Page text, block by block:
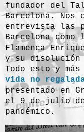
fundador del
Barcelona. Nos
entrevista las
Barcelona
Flamenca
y su
Todo esto y
vida no
presentado en
el 9 de julio de
pandémico.